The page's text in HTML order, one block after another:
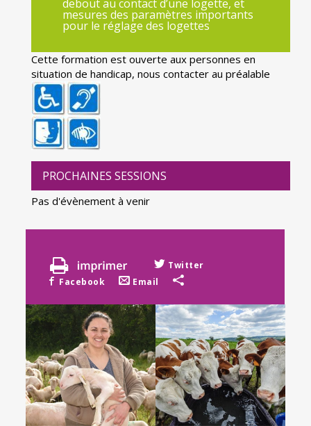
debout au contact d’une logette, et
mesures des paramètres importants
pour le réglage des logettes
Cette formation est ouverte aux personnes en
situation de handicap, nous contacter au préalable
PROCHAINES SESSIONS
Pas d'évènement à venir
Twitter
Facebook
Email